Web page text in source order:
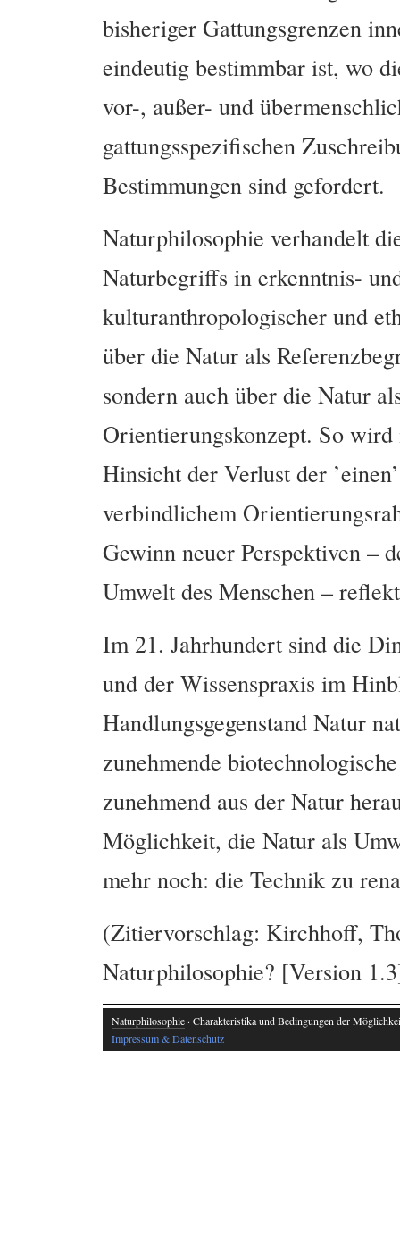
bisheriger Gattungsgrenzen
eindeutig bestimmbar ist, wo
vor-, außer- und
gattungsspezifischen
Bestimmungen sind gefordert.
Naturphilosophie verhandelt
Naturbegriffs in erkenntnis-
kulturanthropologischer und
über die Natur als
sondern auch über die Natur
Orientierungskonzept. So
Hinsicht der Verlust der
verbindlichem
Gewinn neuer Perspektiven –
Umwelt des Menschen –
Im 21. Jahrhundert sind die
und der Wissenspraxis im
Handlungsgegenstand Natur
zunehmende
zunehmend aus der Natur
Möglichkeit, die Natur als
mehr noch: die Technik zu
(Zitiervorschlag: Kirchhoff,
Naturphilosophie? [Version
Naturphilosophie · Charakteristika und Bedingungen der
Impressum & Datenschutz